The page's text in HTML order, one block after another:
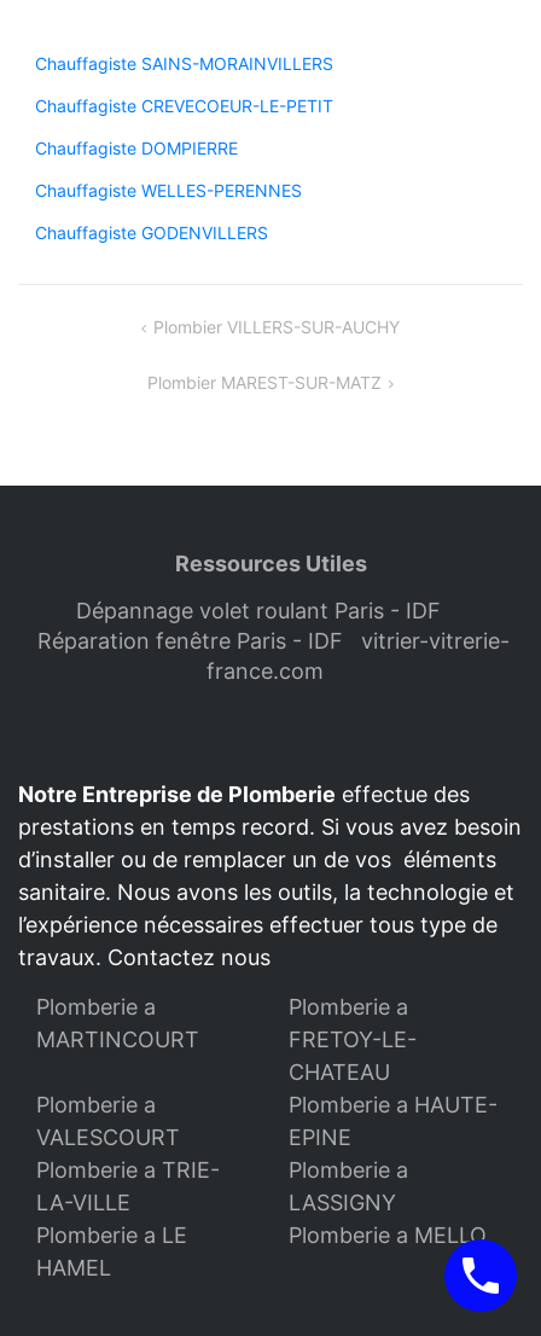
Chauffagiste SAINS-MORAINVILLERS
Chauffagiste CREVECOEUR-LE-PETIT
Chauffagiste DOMPIERRE
Chauffagiste WELLES-PERENNES
Chauffagiste GODENVILLERS
NavigationPlombier VILLERS-SUR-AUCHY
Plombier MAREST-SUR-MATZ
Ressources Utiles
Dépannage volet roulant Paris - IDF
Réparation fenêtre Paris - IDF
vitrier-vitrerie-
france.com
Notre Entreprise de Plomberie effectue des
prestations en temps record. Si vous avez besoin
d’installer ou de remplacer un de vos éléments
sanitaire. Nous avons les outils, la technologie et
l’expérience nécessaires effectuer tous type de
travaux. Contactez nous
Plomberie a
MARTINCOURT
Plomberie a
FRETOY-LE-
CHATEAU
Plomberie a
VALESCOURT
Plomberie a HAUTE-
EPINE
Plomberie a TRIE-
LA-VILLE
Plomberie a
LASSIGNY
Plomberie a LE
HAMEL
Plomberie a MELLO